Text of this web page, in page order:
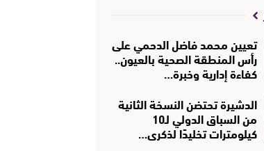
تعيين محمد فاضل الدحمي على
رأس المنطقة الصحية بالعيون..
كفاءة إدارية وخبرة…
الدشيرة تحتضن النسخة الثانية
من السباق الدولي لـ10
كيلومترات تخليدًا لذكرى…